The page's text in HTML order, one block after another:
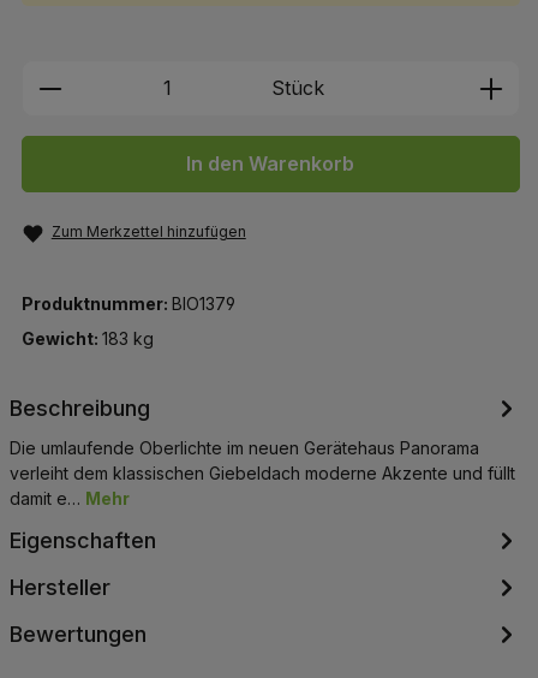
Produkt Anzahl: Gib den
Stück
In den Warenkorb
Zum Merkzettel hinzufügen
Produktnummer: BIO1379
Gewicht: 183 kg
Beschreibung
Die umlaufende Oberlichte im neuen Gerätehaus Panorama
verleiht dem klassischen Giebeldach moderne Akzente und füllt
damit e… Mehr
Eigenschaften
Hersteller
Bewertungen